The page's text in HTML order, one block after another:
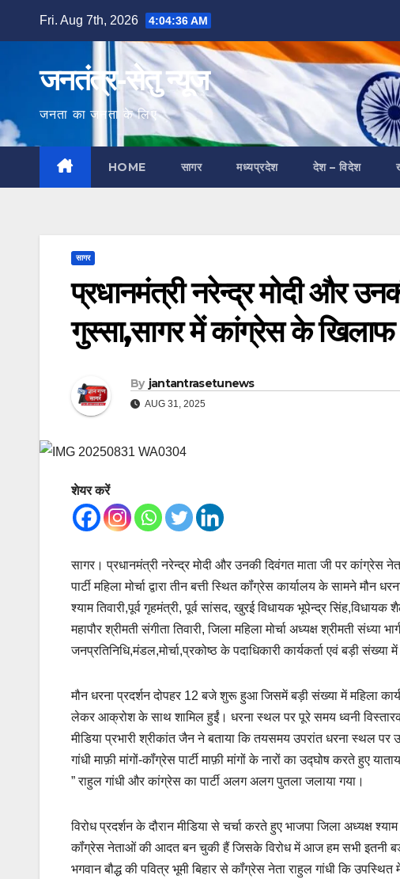
Fri. Aug 7th, 2026 4:04:37 AM
जनतंत्र-सेतु न्यूज
जनता का जनता के लिए
HOME सागर मध्यप्रदेश देश – विदेश
सागर
प्रधानमंत्री नरेन्द्र मोदी और
गुस्सा,सागर में कांग्रेस के खिलाफ
By jantantrasetunews
AUG 31, 2025
शेयर करें
सागर। प्रधानमंत्री नरेन्द्र मोदी और उनकी दिवंगत माता जी पर कांग्रेस
पार्टी महिला मोर्चा द्वारा तीन बत्ती स्थित कॉंग्रेस कार्यालय के सामने मौन
श्याम तिवारी,पूर्व गृहमंत्री, पूर्व सांसद, खुरई विधायक भूपेन्द्र
महापौर श्रीमती संगीता तिवारी, जिला महिला मोर्चा अध्यक्ष श्रीमती संध्या
जनप्रतिनिधि,मंडल,मोर्चा,प्रकोष्ठ के पदाधिकारी कार्यकर्ता एवं बड़ी
मौन धरना प्रदर्शन दोपहर 12 बजे शुरू हुआ जिसमें बड़ी संख्या में महिला
लेकर आक्रोश के साथ शामिल हुईं। धरना स्थल पर पूरे समय ध्वनी
मीडिया प्रभारी श्रीकांत जैन ने बताया कि तयसमय उपरांत धरना स्थल पर
गांधी माफ़ी मांगों-कॉंग्रेस पार्टी माफ़ी मांगों के नारों का उद्घोष करते हुए
” राहुल गांधी और कांग्रेस का पार्टी अलग अलग पुतला जलाया गया।
विरोध प्रदर्शन के दौरान मीडिया से चर्चा करते हुए भाजपा जिला अध्यक्ष
कॉंग्रेस नेताओं की आदत बन चुकी हैं जिसके विरोध में आज हम सभी इतनी
भगवान बौद्ध की पवित्र भूमी बिहार से कॉंग्रेस नेता राहुल गांधी कि